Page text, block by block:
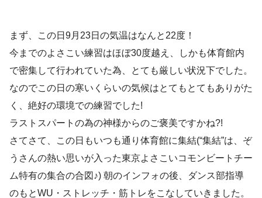
まず、この日9月23日の気温はなんと22度！
今までのよさこい練習はほぼ30度越え、しかも体育館内
で密集して行われていた為、とても厳しい状況下でした。
なのでこの日の寒いくらいの気候はとてもとてもありがた
く、絶好の環境での練習でした!
ラストスパートの為の神様からのご褒美ですかね?!
さてさて、この日もいつも通り体育館に集結(“集結”は、ぞ
うさんの熱い思いが入った東京よさこいコモンビートチー
ム特有の集合の合図♪) 朝のインフォの後、ダンス部指導
のもとWU・ストレッチ・筋トレをこなしていきました。